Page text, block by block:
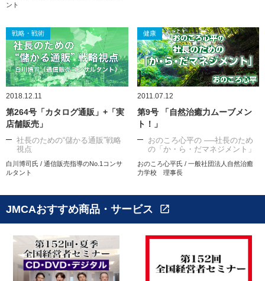
ント
戦略・戦術
2018.12.11
第264号「カタログ通販」+「実
店舗販売」
社長のための“儲かる通販”戦略
視点
白川博司氏 / 通信販売指導のNo.1コンサ
ルタント
健康
2011.07.12
第9号 「自然治癒力ムーブメン
ト！」
おのころ心平の ──社長のため
の「か・ら・だマネジメント」
おのころ心平氏 / 一般社団法人自然治癒
力学校 理事長
JMCAおすすめ商品・サービス open_in_new